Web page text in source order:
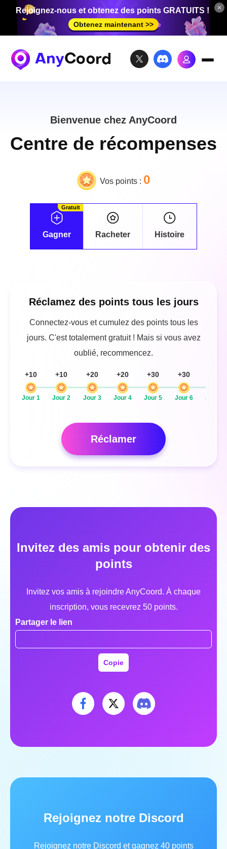
Rejoignez-nous et obtenez des points GRATUITS !
Obtenez maintenant >>
Bienvenue chez AnyCoord
Centre de récompenses
Vos points : 0
Réclamez des points tous les jours
Connectez-vous et cumulez des points tous les
jours. C'est totalement gratuit ! Mais si vous avez
oublié, recommencez.
+10
Jour 1
+10
Jour 2
+20
Jour 3
+20
Jour 4
+30
Jour 5
+30
Jour 6 Jour 7
Réclamer
Invitez des amis pour obtenir des
points
Invitez vos amis à rejoindre AnyCoord. À chaque
inscription, vous recevrez 50 points.
Partager le lien
Copie
Rejoignez notre Discord
Rejoignez notre Discord et gagnez 40 points